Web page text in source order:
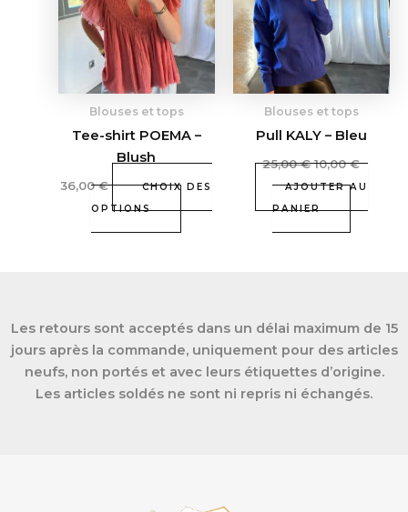
Blouses et tops
Tee-shirt POEMA –
Blush
36,00€
CHOIX DES
OPTIONS
plusieurs
variations.
Les
options
choisies
sur
la
page
du
Blouses et tops
Pull KALY – Bleu
25,00€
25,00 €.
10,00€
10,00 €.
AJOUTER AU
PANIER
Les retours sont acceptés dans un délai maximum de 15
jours après la commande, uniquement pour des articles
neufs, non portés et avec leurs étiquettes d’origine.
Les articles soldés ne sont ni repris ni échangés.